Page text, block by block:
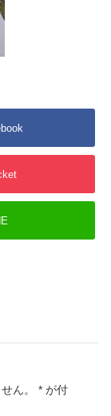
ん。 * が付